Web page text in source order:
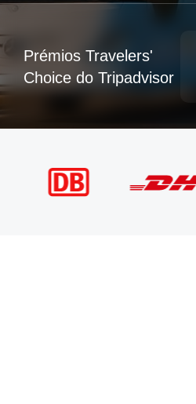
Prémios Travelers'
Choice do Tripadvisor